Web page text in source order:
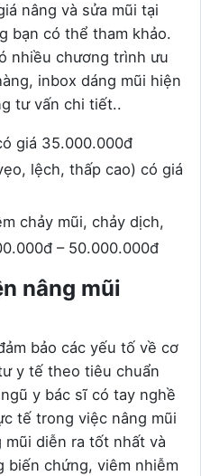
nâng và sửa mũi tại
bạn có thể tham khảo.
nhiều chương trình ưu
inbox dáng mũi hiện
tư vấn chi tiết..
giá 35.000.000đ
lệch, thấp cao) có giá
chảy mũi, chảy dịch,
– 50.000.000đ
nâng mũi
bảo các yếu tố về cơ
y tế theo tiêu chuẩn
y bác sĩ có tay nghề
tế trong việc nâng mũi
mũi diễn ra tốt nhất và
biến chứng, viêm nhiễm